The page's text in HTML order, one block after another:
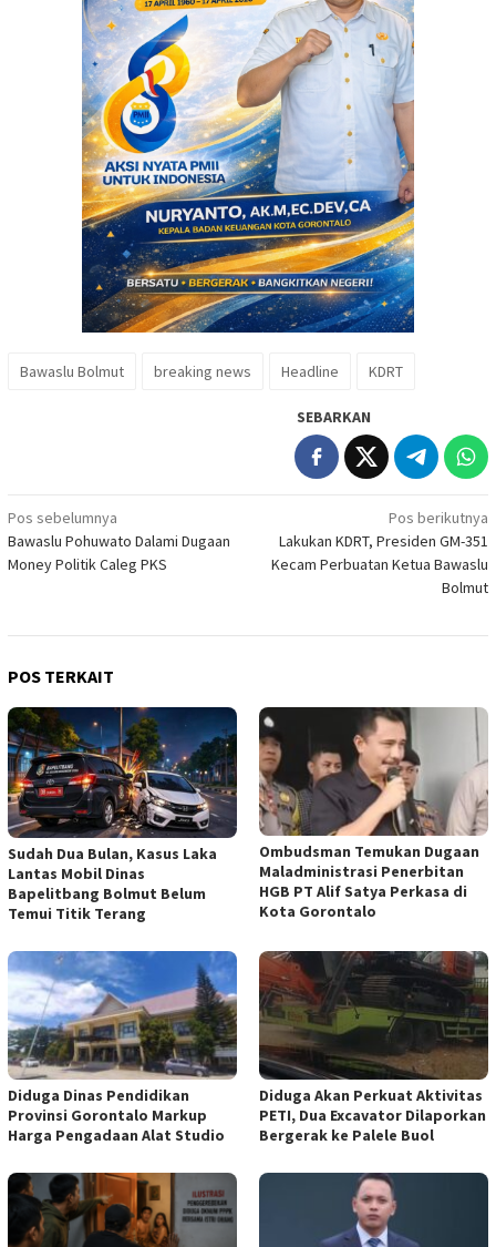
Bawaslu Bolmut breaking news Headline KDRT
SEBARKAN
Navigasi
pos
Pos sebelumnya
Bawaslu Pohuwato Dalami Dugaan
Money Politik Caleg PKS
Pos berikutnya
Lakukan KDRT, Presiden GM-351
Kecam Perbuatan Ketua Bawaslu
Bolmut
POS TERKAIT
Sudah Dua Bulan, Kasus Laka
Lantas Mobil Dinas
Bapelitbang Bolmut Belum
Temui Titik Terang
Ombudsman Temukan Dugaan
Maladministrasi Penerbitan
HGB PT Alif Satya Perkasa di
Kota Gorontalo
Diduga Dinas Pendidikan
Provinsi Gorontalo Markup
Harga Pengadaan Alat Studio
Diduga Akan Perkuat Aktivitas
PETI, Dua Excavator Dilaporkan
Bergerak ke Palele Buol